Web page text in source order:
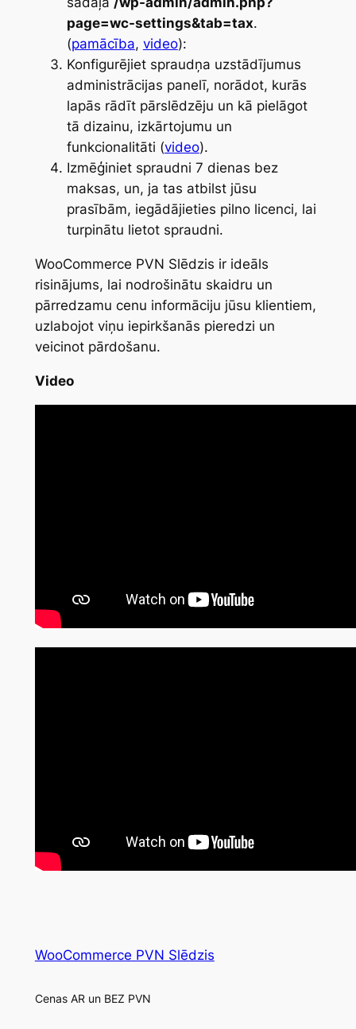
page=wc-settings&tab=tax.
(pamācība, video):
Konfigurējiet spraudņa uzstādījumus
administrācijas panelī, norādot, kurās
lapās rādīt pārslēdzēju un kā pielāgot
tā dizainu, izkārtojumu un
funkcionalitāti (video).
Izmēģiniet spraudni 7 dienas bez
maksas, un, ja tas atbilst jūsu
prasībām, iegādājieties pilno licenci, lai
turpinātu lietot spraudni.
WooCommerce PVN Slēdzis ir ideāls
risinājums, lai nodrošinātu skaidru un
pārredzamu cenu informāciju jūsu klientiem,
uzlabojot viņu iepirkšanās pieredzi un
veicinot pārdošanu.
Video
WooCommerce PVN Slēdzis
Cenas AR un BEZ PVN